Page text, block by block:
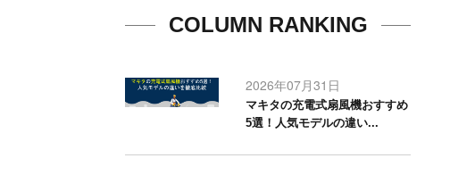
COLUMN RANKING
2026年07月31日
マキタの充電式扇風機おすすめ
5選！人気モデルの違い...